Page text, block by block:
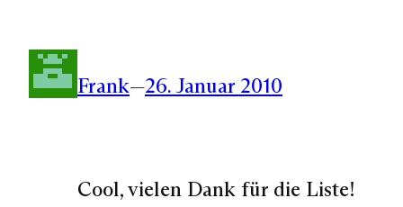
Frank—26. Januar 2010
Cool, vielen Dank für die Liste!